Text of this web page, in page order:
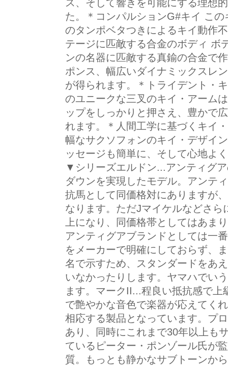
ス、そして響きを可能にする理想
た。＊コンパルションG#キイ こ
のタンポベタつきによるキイ動作
テージに匹敵する合金のボディ ボ
ンの名器に匹敵する真鍮の合金で
ポンス、幅広いダイナミックスレ
が得られます。＊トライデント・
のユニークな三叉のキイ・アーム
ップをしっかりと押さえ、豊かで
れます。＊人間工学に基づくキイ
幅なサクソフォンのキイ・デザイ
ッセージも簡単に、そして心地よ
▼シリーズエルドン...アンティグ
ダウンを実現したモデル。アンテ
抗馬として同価格対にありますが
なります。ただJマイケルなどさ
上になり、同価格帯としてはあま
アンティグアブランドとしては一
をメーカーで明確にしておらず、
名で示すため、スタンダードをあ
いなかったりします。ヤマハでい
ます。マークII...程良い抵抗感で
で艶やかな音色で楽器が応えてく
相応する製品となっています。プ
あり、同時にこれまで30年以上も
ているピーター・ポンゾール氏が
質。もっとも静かなサブトーンか